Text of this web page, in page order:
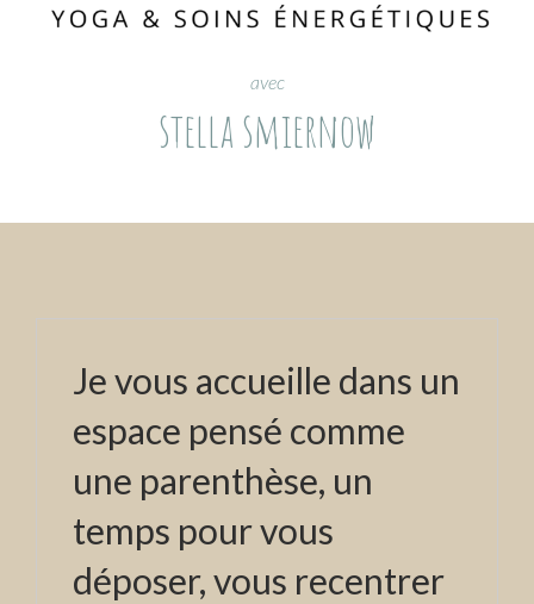
avec
stella smiernow
Je vous accueille dans un
espace pensé comme
une parenthèse, un
temps pour vous
déposer, vous recentrer